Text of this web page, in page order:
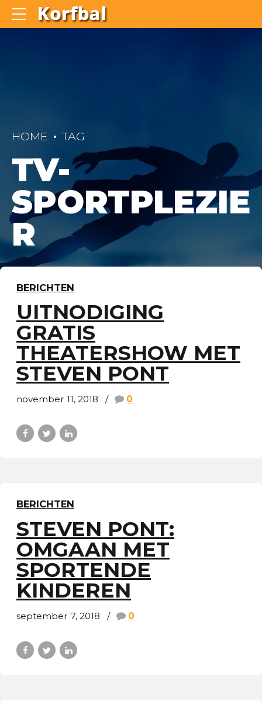
HOME TAG
TV-
SPORTPLEZIE
R
BERICHTEN
UITNODIGING
GRATIS
THEATERSHOW MET
STEVEN PONT
november 11, 2018 0
BERICHTEN
STEVEN PONT:
OMGAAN MET
SPORTENDE
KINDEREN
september 7, 2018 0